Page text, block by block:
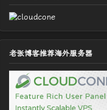
老张博客推荐海外服务器